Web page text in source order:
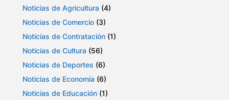
Noticias de Agricultura (4)
Noticias de Comercio (3)
Noticias de Contratación (1)
Noticias de Cultura (56)
Noticias de Deportes (6)
Noticias de Economía (6)
Noticias de Educación (1)